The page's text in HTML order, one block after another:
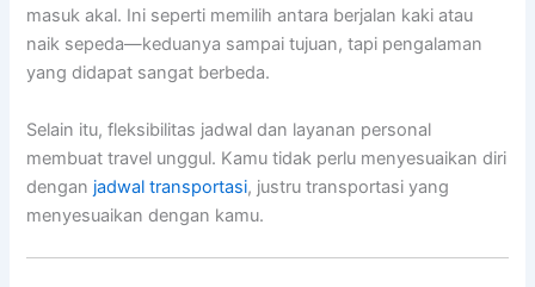
masuk akal. Ini seperti memilih antara berjalan kaki atau
naik sepeda—keduanya sampai tujuan, tapi pengalaman
yang didapat sangat berbeda.
Selain itu, fleksibilitas jadwal dan layanan personal
membuat travel unggul. Kamu tidak perlu menyesuaikan diri
dengan jadwal transportasi, justru transportasi yang
menyesuaikan dengan kamu.